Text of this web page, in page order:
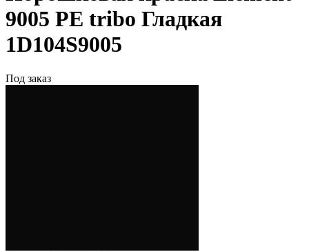
9005 PE tribo Гладкая
1D104S9005
Под заказ